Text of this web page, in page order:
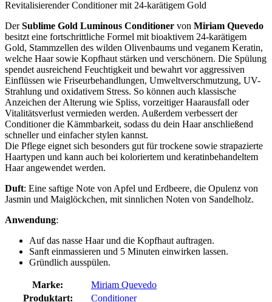
Revitalisierender Conditioner mit 24-karätigem Gold
DerSublime Gold Luminous Conditioner von Miriam Quevedo
besitzt eine fortschrittliche Formel mit bioaktivem 24-karätigem
Gold, Stammzellen des wilden Olivenbaums und veganem Keratin,
welche Haar sowie Kopfhaut stärken und verschönern. Die Spülung
spendet ausreichend Feuchtigkeit und bewahrt vor aggressiven
Einflüssen wie Friseurbehandlungen, Umweltverschmutzung, UV-
Strahlung und oxidativem Stress. So können auch klassische
Anzeichen der Alterung wie Spliss, vorzeitiger Haarausfall oder
Vitalitätsverlust vermieden werden. Außerdem verbessert der
Conditioner die Kämmbarkeit, sodass du dein Haar anschließend
schneller und einfacher stylen kannst.
Die Pflege eignet sich besonders gut für trockene sowie strapazierte
Haartypen und kann auch bei koloriertem und keratinbehandeltem
Haar angewendet werden.
Duft: Eine saftige Note von Apfel und Erdbeere, die Opulenz von
Jasmin und Maiglöckchen, mit sinnlichen Noten von Sandelholz.
Anwendung:
Auf das nasse Haar und die Kopfhaut auftragen.
Sanft einmassieren und 5 Minuten einwirken lassen.
Gründlich ausspülen.
Marke:
Miriam Quevedo
Produktart:
Conditioner